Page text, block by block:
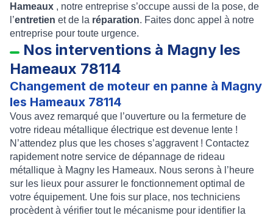
Hameaux , notre entreprise s’occupe aussi de la pose, de
l’entretien et de la réparation. Faites donc appel à notre
entreprise pour toute urgence.
Nos interventions à Magny les
Hameaux 78114
Changement de moteur en panne à Magny
les Hameaux 78114
Vous avez remarqué que l’ouverture ou la fermeture de
votre rideau métallique électrique est devenue lente !
N’attendez plus que les choses s’aggravent ! Contactez
rapidement notre service de dépannage de rideau
métallique à Magny les Hameaux. Nous serons à l’heure
sur les lieux pour assurer le fonctionnement optimal de
votre équipement. Une fois sur place, nos techniciens
procèdent à vérifier tout le mécanisme pour identifier la